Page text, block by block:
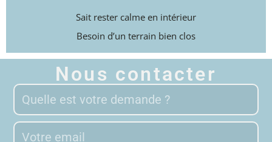
Sait rester calme en intérieur
Besoin d’un terrain bien clos
Nous contacter